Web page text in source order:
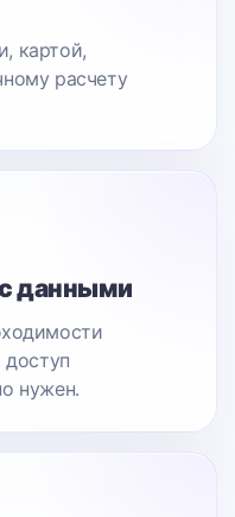
картой,
расчету
данными
доступ
нужен.